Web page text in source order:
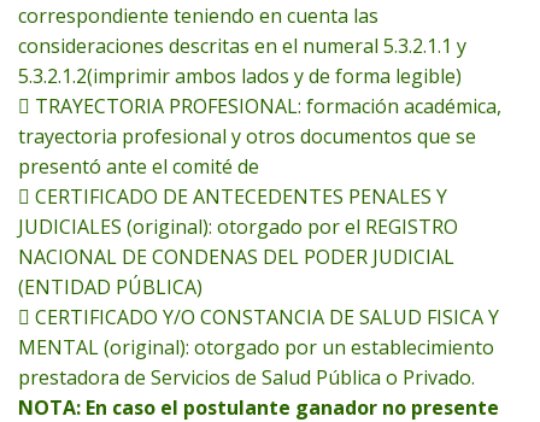
correspondiente teniendo en cuenta las
consideraciones descritas en el numeral 5.3.2.1.1 y
5.3.2.1.2(imprimir ambos lados y de forma legible)
 TRAYECTORIA PROFESIONAL: formación académica,
trayectoria profesional y otros documentos que se
presentó ante el comité de
 CERTIFICADO DE ANTECEDENTES PENALES Y
JUDICIALES (original): otorgado por el REGISTRO
NACIONAL DE CONDENAS DEL PODER JUDICIAL
(ENTIDAD PÚBLICA)
 CERTIFICADO Y/O CONSTANCIA DE SALUD FISICA Y
MENTAL (original): otorgado por un establecimiento
prestadora de Servicios de Salud Pública o Privado.
NOTA: En caso el postulante ganador no presente